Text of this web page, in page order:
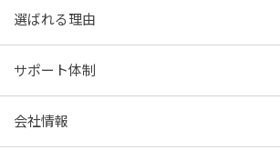
選ばれる理由
サポート体制
会社情報